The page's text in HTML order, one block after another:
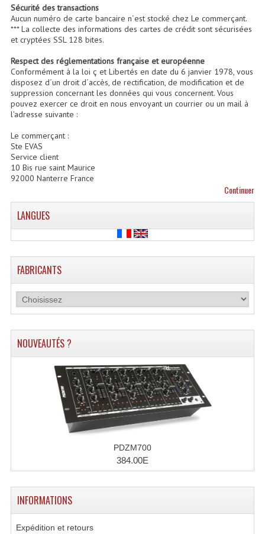
Enceintes Et Caissons Basses
Enceintes Amplifiées Actives
Enceintes, Système Amplifiés
Caisson De Basse Amplifié
Enceintes (Ecoutes De Studio)
Enceintes Monitoring
Haut Parleurs Sono
Filtres Passifs
Haut-Parleurs Amplis Guitare
Moteurs Pavillons Pour Enceinte
Sécurité des transactions
Aucun numéro de carte bancaire n´est stocké chez Le commerçant.
*** La collecte des informations des cartes de crédit sont sécurisées
et cryptées SSL 128 bites.
Respect des réglementations française et européenne
Conformément à la loi ç et Libertés en date du 6 janvier 1978, vous
disposez d´un droit d´accès, de rectification, de modification et de
suppression concernant les données qui vous concernent. Vous
pouvez exercer ce droit en nous envoyant un courrier ou un mail à
l'adresse suivante :
Le commerçant :
Ste EVAS
Service client
10 Bis rue saint Maurice
92000 Nanterre France
Continuer
LANGUES
FABRICANTS
NOUVEAUTÉS ?
PDZM700
384.00E
INFORMATIONS
Expédition et retours